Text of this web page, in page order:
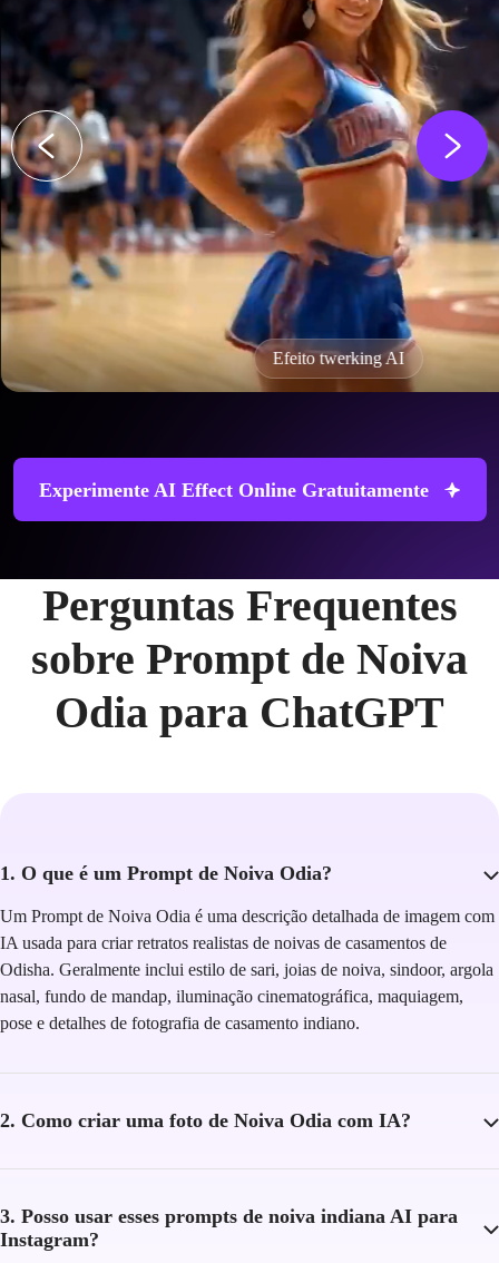
Efeito twerking AI
Experimente AI Effect Online Gratuitamente
Perguntas Frequentes
sobre Prompt de Noiva
Odia para ChatGPT
1. O que é um Prompt de Noiva Odia?
Um Prompt de Noiva Odia é uma descrição detalhada de imagem com
IA usada para criar retratos realistas de noivas de casamentos de
Odisha. Geralmente inclui estilo de sari, joias de noiva, sindoor, argola
nasal, fundo de mandap, iluminação cinematográfica, maquiagem,
pose e detalhes de fotografia de casamento indiano.
2. Como criar uma foto de Noiva Odia com IA?
3. Posso usar esses prompts de noiva indiana AI para
Instagram?